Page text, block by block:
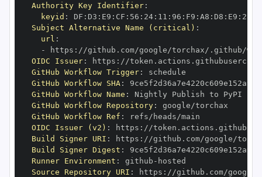
Authority Key Identifier:
keyid : DF : D3 : E9 : CF : 56 : 24: 11 : 96 : F9 : A8 : D8 : E9 : 28
Subject Alternative Name (critical) :
url :
-
https :
OIDC Issuer: https :
GitHub Workflow Trigger:
GitHub Workflow SHA:
GitHub Workflow Name :
GitHub Workflow Repository:
GitHub Workflow Ref :
OIDC Issuer (v2) : https :
Build Signer URI : https :
Build Signer Digest :
Runner Environment : github -
Source Repository URI : https :